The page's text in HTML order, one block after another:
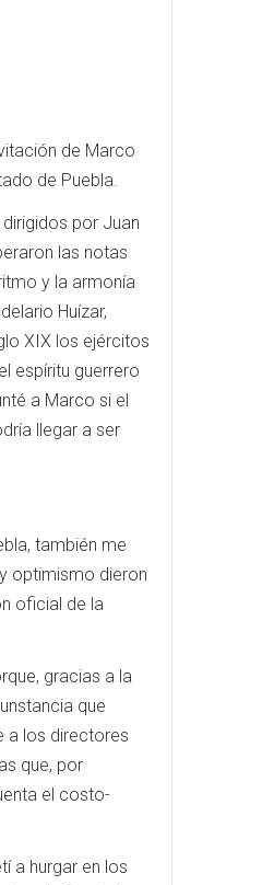
de Marco
de Puebla.
por Juan
las notas
y la armonía
Huízar,
XIX los ejércitos
espíritu guerrero
a Marco si el
llegar a ser
también me
optimismo dieron
oficial de la
gracias a la
que
a los directores
que, por
el costo-
a hurgar en los